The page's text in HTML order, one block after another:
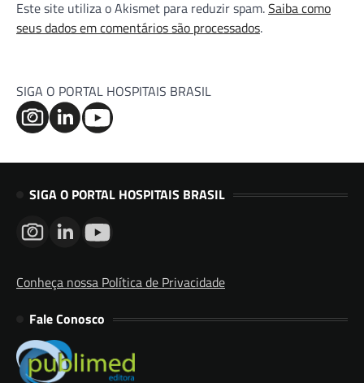
Este site utiliza o Akismet para reduzir spam.Saiba como
seus dados em comentários são processados.
SIGA O PORTAL HOSPITAIS BRASIL
SIGA O PORTAL HOSPITAIS BRASIL
Conheça nossa Política de Privacidade
Fale Conosco